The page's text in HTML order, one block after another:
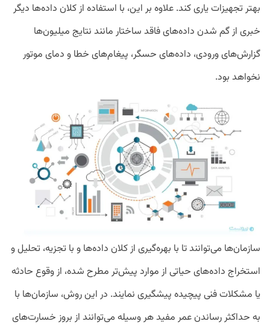
بهتر تجهیزات یاری کند. علاوه بر این، با استفاده از کلان داده‌ها دیگر
خبری از گم شدن داده‌های فاقد ساختار مانند نتایج میلیون‌ها
گزارش‌های ورودی، داده‌های حسگر، پیغام‌های خطا و دمای موتور
نخواهد بود.
سازمان‌ها می‌توانند تا با بهره‌گیری از کلان داده‌ها و با تجزیه، تحلیل و
استخراج داده‌های حیاتی از موارد پیش‌تر مطرح شده، از وقوع حادثه
یا مشکلات فنی پیچیده پیشگیری نمایند. در این روش، سازمان‌ها با
به حداکثر رساندن عمر مفید هر وسیله می‌توانند از بروز خسارت‌های